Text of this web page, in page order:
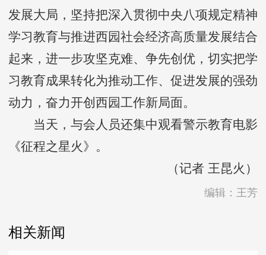
发展大局，坚持把深入贯彻中央八项规定精神
学习教育与推进西园社会经济高质量发展结合
起来，进一步攻坚克难、争先创优，切实把学
习教育成果转化为推动工作、促进发展的强劲
动力，奋力开创西园工作新局面。
当天，与会人员还集中观看警示教育电影
《征程之星火》。
（记者 王昆火）
编辑：王芳
相关新闻